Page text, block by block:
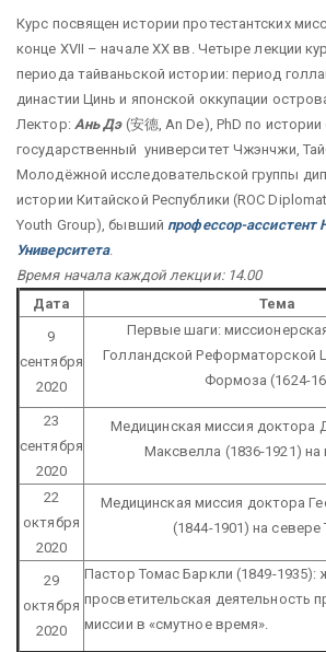
Курс посвящен истории протестантских
конце XVII – начале XX вв. Четыре лекции
периода тайваньской истории: период
династии Цинь и японской оккупации
Лектор: Ань Дэ(安德, An De), PhD по истории
государственный университет Чжэнчжи,
Молодёжной исследовательской группы
истории Китайской Республики (ROC
Youth Group), бывший профессор-ассистент
Университета.
Время начала каждой лекции: 14.00
Дата
Тема
9
сентября
2020
Первые шаги:
Голландской Реформаторской
Формоза (1624-
23
сентября
2020
Медицинская миссия доктора
Максвелла (1836-1921) на
22
октября
2020
Медицинская миссия доктора
(1844-1901) на севере
29
октября
2020
Пастор Томас Баркли (1849-1935):
просветительская деятельность
миссии в «смутное время».